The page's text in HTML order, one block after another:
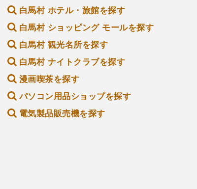
白馬村 ホテル・旅館を探す
白馬村 ショッピング モールを探す
白馬村 観光名所を探す
白馬村 ナイトクラブを探す
漫画喫茶を探す
パソコン用品ショップを探す
電気製品販売機を探す